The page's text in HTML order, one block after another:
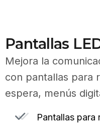
Pantallas
Mejora la
con pantallas para
espera, menús
Pantallas para